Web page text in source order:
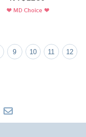
9 10 11 12